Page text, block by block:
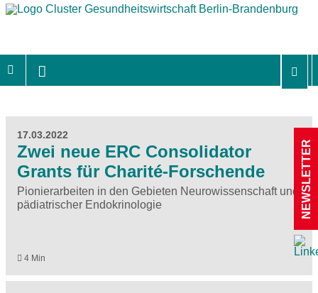
17.03.2022
Zwei neue ERC Consolidator
Grants für Charité-Forschende
Pionierarbeiten in den Gebieten Neurowissenschaft und
pädiatrischer Endokrinologie
4 Min
NEWSLETTER